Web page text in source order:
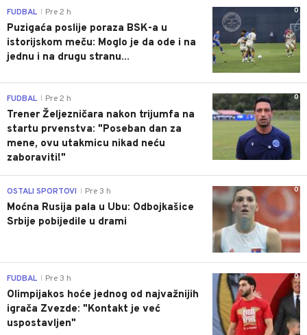
0
FUDBAL Pre 2 h
Puzigaća poslije poraza BSK-a u
istorijskom meču: Moglo je da ode i na
jednu i na drugu stranu...
0
FUDBAL Pre 2 h
Trener Željezničara nakon trijumfa na
startu prvenstva: "Poseban dan za
mene, ovu utakmicu nikad neću
zaboraviti!"
0
OSTALI SPORTOVI Pre 3 h
Moćna Rusija pala u Ubu: Odbojkašice
Srbije pobijedile u drami
0
FUDBAL Pre 3 h
Olimpijakos hoće jednog od najvažnijih
igrača Zvezde: "Kontakt je već
uspostavljen"